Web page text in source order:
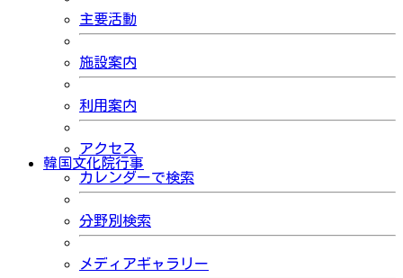
主要活動
施設案内
利用案内
アクセス
韓国文化院行事
カレンダーで検索
分野別検索
メディアギャラリー